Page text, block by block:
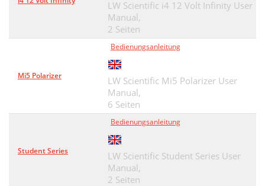
LW Scientific i4 12 Volt Infinity User
Manual,
2 Seiten
Mi5 Polarizer
Bedienungsanleitung
LW Scientific Mi5 Polarizer User
Manual,
6 Seiten
Student Series
Bedienungsanleitung
LW Scientific Student Series User
Manual,
2 Seiten